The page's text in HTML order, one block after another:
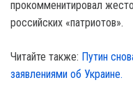
прокомменитировал
российских «патриотов».
Читайте также: Путин
заявлениями об Украине.